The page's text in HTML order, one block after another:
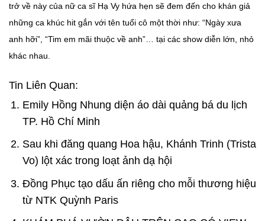
trở về này của nữ ca sĩ Hạ Vy hứa hẹn sẽ đem đến cho khán giả
những ca khúc hit gắn với tên tuổi cô một thời như: “Ngày xưa
anh hỡi”, “Tim em mãi thuộc về anh”… tại các show diễn lớn, nhỏ
khác nhau.
Tin Liên Quan:
Emily Hồng Nhung diện áo dài quảng bá du lịch
TP. Hồ Chí Minh
Sau khi đăng quang Hoa hậu, Khánh Trinh (Trista
Vo) lột xác trong loạt ảnh dạ hội
Đồng Phục tạo dấu ấn riêng cho mỗi thương hiệu
từ NTK Quỳnh Paris